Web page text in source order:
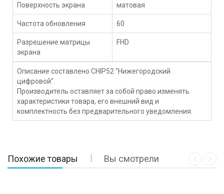
Поверхность экрана матовая
Частота обновления 60
Разрешение матрицы
экрана
FHD
Описание составлено CHIP52 "Нижегородский
цифровой".
Производитель оставляет за собой право изменять
характеристики товара, его внешний вид и
комплектность без предварительного уведомления.
Похожие товары Вы смотрели